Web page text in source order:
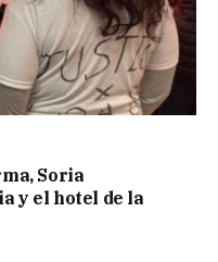
Soria
y el hotel de la